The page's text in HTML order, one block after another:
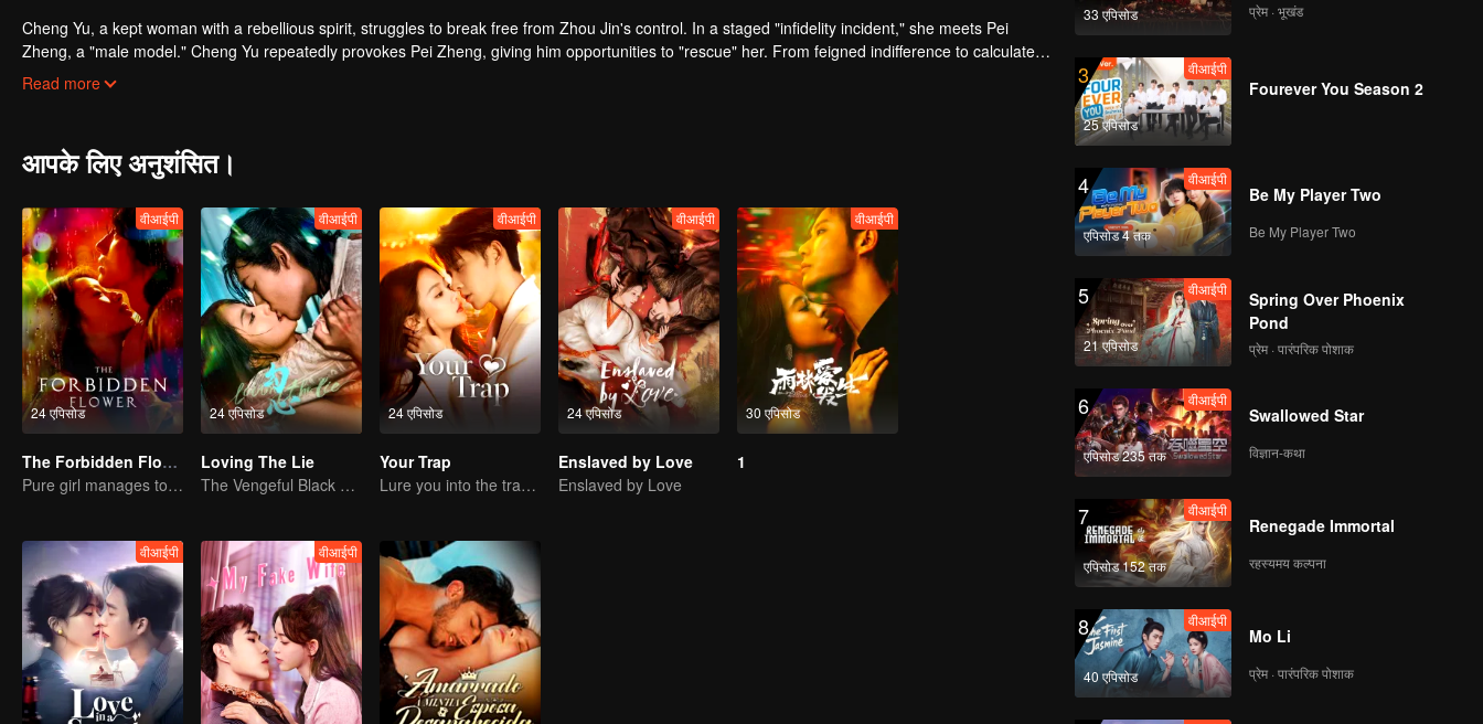
Cheng Yu, a kept woman with a rebellious spirit, struggles to break free from Zhou Jin's control. In a staged "infidelity incident," she meets Pei
Zheng, a "male model." Cheng Yu repeatedly provokes Pei Zheng, giving him opportunities to "rescue" her. From feigned indifference to calculated
advances, the two initially use each other but gradually develop genuine feelings.
Read more
आपके लिए अनुशंसित।
24 एपिसोड
वीआईपी
The Forbidden Flower
Pure girl manages to move the handsome boy
24 एपिसोड
वीआईपी
Loving The Lie
The Vengeful Black Lotus Falls for the Rogue Young Master
24 एपिसोड
वीआईपी
Your Trap
Lure you into the trap with love as bait
24 एपिसोड
वीआईपी
Enslaved by Love
Enslaved by Love
30 एपिसोड
वीआईपी
1
वीआईपी वीआईपी
33 एपिसोड प्रेम · भूखंड
3
25 एपिसोड
वीआईपी
Fourever You Season 2
4
एपिसोड 4 तक
वीआईपी
Be My Player Two
Be My Player Two
5
21 एपिसोड
वीआईपी
Spring Over Phoenix
Pond
प्रेम · पारंपरिक पोशाक
6
एपिसोड 235 तक
वीआईपी
Swallowed Star
विज्ञान-कथा
7
एपिसोड 152 तक
वीआईपी
Renegade Immortal
रहस्यमय कल्पना
8
40 एपिसोड
वीआईपी
Mo Li
प्रेम · पारंपरिक पोशाक